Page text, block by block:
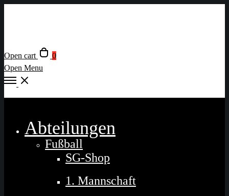
Open cart
0
Open Menu
Abteilungen
Fußball
SG-Shop
1. Mannschaft